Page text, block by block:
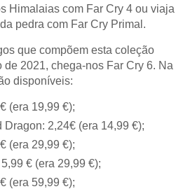
Himalaias com Far Cry 4 ou viaja
pedra com Far Cry Primal.
que compõem esta coleção
de 2021, chega-nos Far Cry 6. Na
disponíveis:
(era 19,99 €);
Dragon: 2,24€ (era 14,99 €);
(era 29,99 €);
€ (era 29,99 €);
(era 59,99 €);